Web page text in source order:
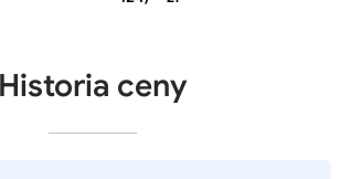
Historia ceny